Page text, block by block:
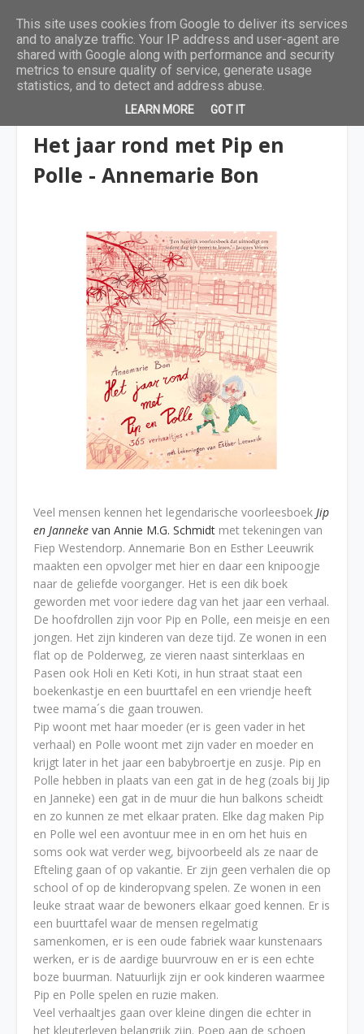
Het jaar rond met Pip en
Polle - Annemarie Bon
Veel mensen kennen het legendarische voorleesboek Jip
en Janneke van Annie M.G. Schmidt met tekeningen van
Fiep Westendorp. Annemarie Bon en Esther Leeuwrik
maakten een opvolger met hier en daar een knipoogje
naar de geliefde voorganger. Het is een dik boek
geworden met voor iedere dag van het jaar een verhaal.
De hoofdrollen zijn voor Pip en Polle, een meisje en een
jongen. Het zijn kinderen van deze tijd. Ze wonen in een
flat op de Polderweg, ze vieren naast sinterklaas en
Pasen ook Holi en Keti Koti, in hun straat staat een
boekenkastje en een buurttafel en een vriendje heeft
twee mama´s die gaan trouwen.
Pip woont met haar moeder (er is geen vader in het
verhaal) en Polle woont met zijn vader en moeder en
krijgt later in het jaar een babybroertje en zusje. Pip en
Polle hebben in plaats van een gat in de heg (zoals bij Jip
en Janneke) een gat in de muur die hun balkons scheidt
en zo kunnen ze met elkaar praten. Elke dag maken Pip
en Polle wel een avontuur mee in en om het huis en
soms ook wat verder weg, bijvoorbeeld als ze naar de
Efteling gaan of op vakantie. Er zijn geen verhalen die op
school of op de kinderopvang spelen. Ze wonen in een
leuke straat waar de bewoners elkaar goed kennen. Er is
een buurttafel waar de mensen regelmatig
samenkomen, er is een oude fabriek waar kunstenaars
werken, er is de aardige buurvrouw en er is een echte
boze buurman. Natuurlijk zijn er ook kinderen waarmee
Pip en Polle spelen en ruzie maken.
Veel verhaaltjes gaan over kleine dingen die echter in
het kleuterleven belangrijk zijn. Poep aan de schoen
This site uses cookies from Google to deliver its services
and to analyze traffic. Your IP address and user-agent are
shared with Google along with performance and security
metrics to ensure quality of service, generate usage
statistics, and to detect and address abuse.
LEARN MORE GOT IT